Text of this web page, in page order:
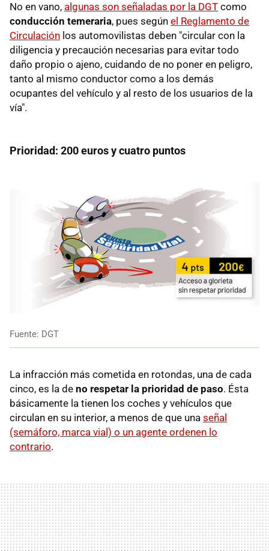
No en vano, algunas son señaladas por la DGT como
conducción temeraria, pues según el Reglamento de
Circulación los automovilistas deben "circular con la
diligencia y precaución necesarias para evitar todo
daño propio o ajeno, cuidando de no poner en peligro,
tanto al mismo conductor como a los demás
ocupantes del vehículo y al resto de los usuarios de la
vía".
Prioridad: 200 euros y cuatro puntos
Fuente: DGT
La infracción más cometida en rotondas, una de cada
cinco, es la de no respetar la prioridad de paso. Ésta
básicamente la tienen los coches y vehículos que
circulan en su interior, a menos de que una señal
(semáforo, marca vial) o un agente ordenen lo
contrario.